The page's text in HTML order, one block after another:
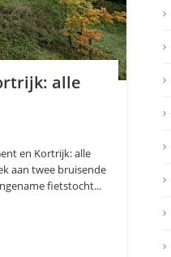
alle
en Kortrijk: alle
aan twee bruisende
fietstocht...